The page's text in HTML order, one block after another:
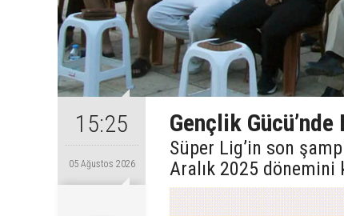
15:25
05 Ağustos 2026
Gençlik
Süper Lig’in son
Aralık 2025